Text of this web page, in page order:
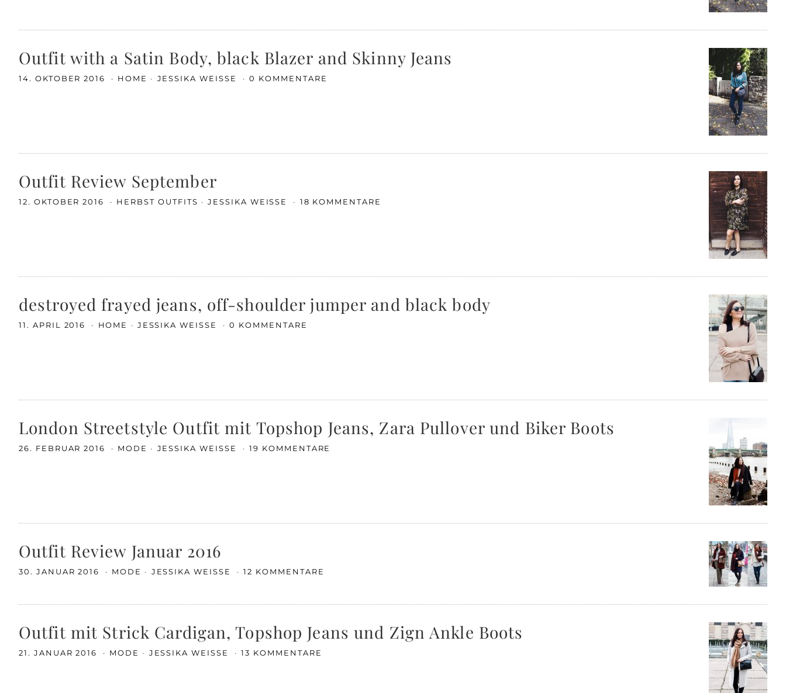
Outfit with a Satin Body, black Blazer and Skinny Jeans
14. OKTOBER 2016 HOME JESSIKA WEISSE 0 KOMMENTARE
Outfit Review September
12. OKTOBER 2016 HERBST OUTFITS JESSIKA WEISSE 18 KOMMENTARE
destroyed frayed jeans, off-shoulder jumper and black body
11. APRIL 2016 HOME JESSIKA WEISSE 0 KOMMENTARE
London Streetstyle Outfit mit Topshop Jeans, Zara Pullover und Biker Boots
26. FEBRUAR 2016 MODE JESSIKA WEISSE 19 KOMMENTARE
Outfit Review Januar 2016
30. JANUAR 2016 MODE JESSIKA WEISSE 12 KOMMENTARE
Outfit mit Strick Cardigan, Topshop Jeans und Zign Ankle Boots
21. JANUAR 2016 MODE JESSIKA WEISSE 13 KOMMENTARE